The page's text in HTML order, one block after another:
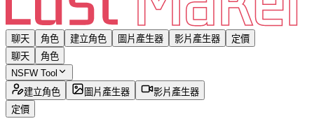
聊天 角色 建立角色 圖片產生器 影片產生器
定價
聊天
角色
NSFW Tool
建立角色
圖片產生器
影片產生器
定價